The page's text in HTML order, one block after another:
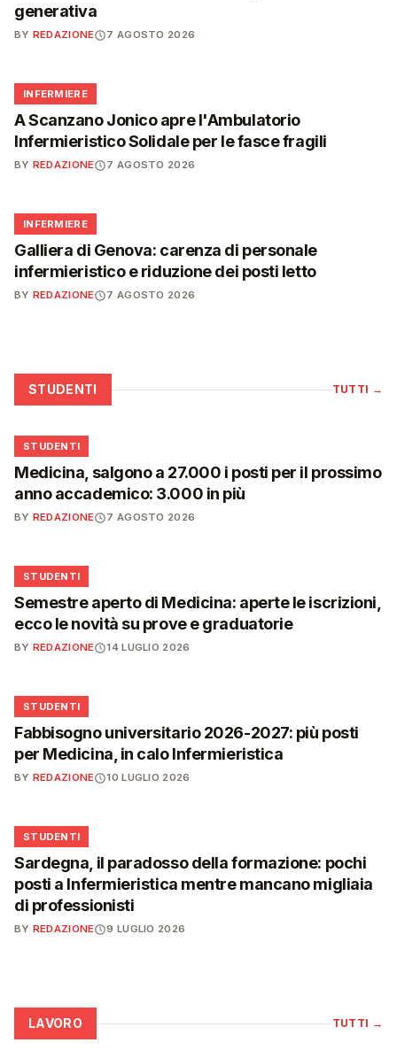
generativa
BY REDAZIONE 7 AGOSTO 2026
🩺
INFERMIERE
A Scanzano Jonico apre l'Ambulatorio
Infermieristico Solidale per le fasce fragili
BY REDAZIONE 7 AGOSTO 2026
🩺
INFERMIERE
Galliera di Genova: carenza di personale
infermieristico e riduzione dei posti letto
BY REDAZIONE 7 AGOSTO 2026
STUDENTI TUTTI →
🎓
STUDENTI
Medicina, salgono a 27.000 i posti per il prossimo
anno accademico: 3.000 in più
BY REDAZIONE 7 AGOSTO 2026
🎓
STUDENTI
Semestre aperto di Medicina: aperte le iscrizioni,
ecco le novità su prove e graduatorie
BY REDAZIONE 14 LUGLIO 2026
🎓
STUDENTI
Fabbisogno universitario 2026-2027: più posti
per Medicina, in calo Infermieristica
BY REDAZIONE 10 LUGLIO 2026
🎓
STUDENTI
Sardegna, il paradosso della formazione: pochi
posti a Infermieristica mentre mancano migliaia
di professionisti
BY REDAZIONE 9 LUGLIO 2026
LAVORO TUTTI →